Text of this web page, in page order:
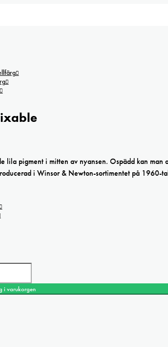
lila pigment i mitten av nyansen. Ospädd kan man
i Winsor & Newton-sortimentet på 1960-
i varukorgen